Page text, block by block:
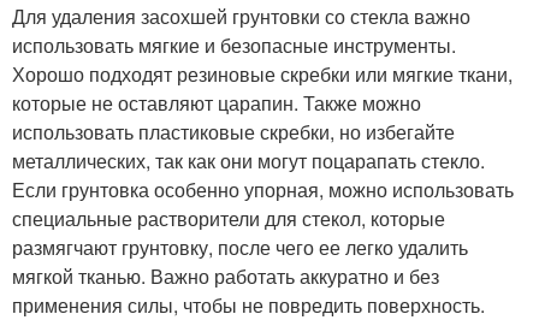
Для удаления засохшей грунтовки со стекла важно
использовать мягкие и безопасные инструменты.
Хорошо подходят резиновые скребки или мягкие ткани,
которые не оставляют царапин. Также можно
использовать пластиковые скребки, но избегайте
металлических, так как они могут поцарапать стекло.
Если грунтовка особенно упорная, можно использовать
специальные растворители для стекол, которые
размягчают грунтовку, после чего ее легко удалить
мягкой тканью. Важно работать аккуратно и без
применения силы, чтобы не повредить поверхность.